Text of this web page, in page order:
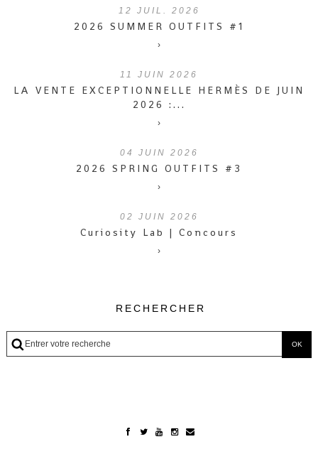
12 JUIL. 2026
2026 SUMMER OUTFITS #1
›
11 JUIN 2026
LA VENTE EXCEPTIONNELLE HERMÈS DE JUIN
2026 :...
›
04 JUIN 2026
2026 SPRING OUTFITS #3
›
02 JUIN 2026
Curiosity Lab | Concours
›
RECHERCHER